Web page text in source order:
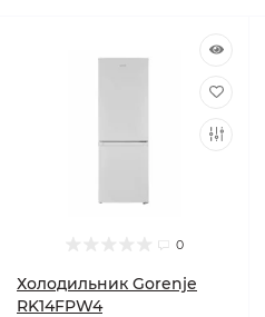
0
Холодильник Gorenje
RK14FPW4